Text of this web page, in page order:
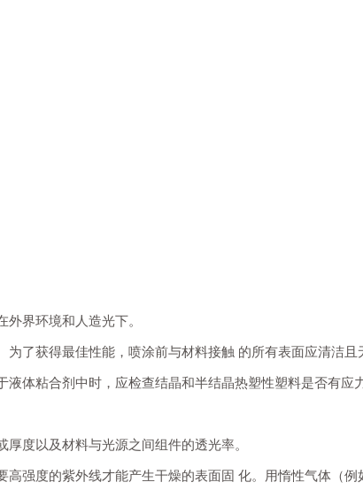
界环境和人造光下。
了获得最佳性能，喷涂前与材料接触 的所有表面应清洁且
体粘合剂中时，应检查结晶和半结晶热塑性塑料是否有应
度以及材料与光源之间组件的透光率。
强度的紫外线才能产生干燥的表面固 化。用惰性气体（例